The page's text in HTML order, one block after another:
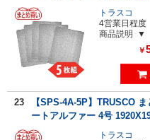
トラスコ
4営業日程度
商品説明
￥
23
【SPS-4A-5P】TRUSCO
ートアルファー 4号
トラスコ